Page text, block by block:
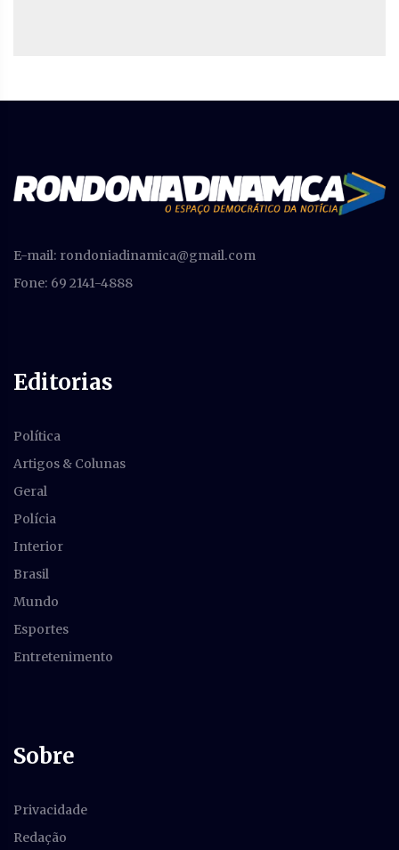
E-mail: rondoniadinamica@gmail.com
Fone: 69 2141-4888
Editorias
Política
Artigos & Colunas
Geral
Polícia
Interior
Brasil
Mundo
Esportes
Entretenimento
Sobre
Privacidade
Redação